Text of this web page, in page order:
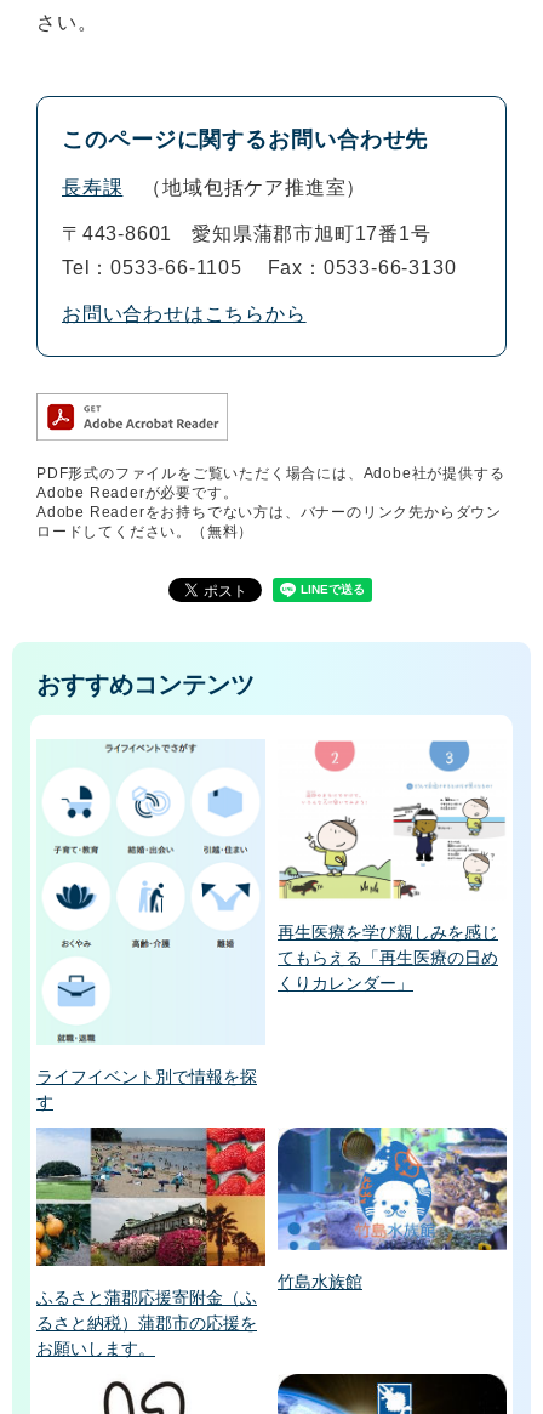
さい。
このページに関するお問い合わせ先
長寿課 地域包括ケア推進室
〒443-8601
愛知県蒲郡市旭町17番1号
Tel：0533-66-1105
Fax：0533-66-3130
お問い合わせはこちらから
PDF形式のファイルをご覧いただく場合には、Adobe社が提供する
Adobe Readerが必要です。
Adobe Readerをお持ちでない方は、バナーのリンク先からダウン
ロードしてください。（無料）
おすすめコンテンツ
ライフイベント別で情報を探
す
再生医療を学び親しみを感じ
てもらえる「再生医療の日め
くりカレンダー」
ふるさと蒲郡応援寄附金（ふ
るさと納税）蒲郡市の応援を
お願いします。
竹島水族館